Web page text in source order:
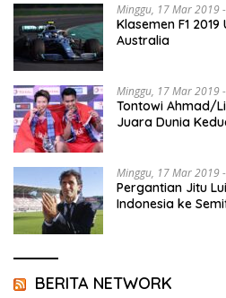
Minggu, 17 Mar 2019
Klasemen F1
Australia
Minggu, 17 Mar 2019
Tontowi Ahmad/
Juara Dunia
Minggu, 17 Mar 2019
Pergantian Jitu
Indonesia ke
BERITA NETWORK